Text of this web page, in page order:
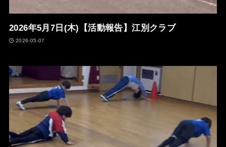
2026年5月7日(木)【活動報告】江別クラブ
2026-05-07